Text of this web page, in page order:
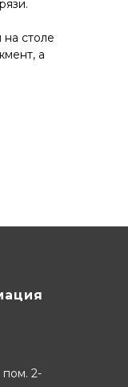
столе
а
пом. 2-